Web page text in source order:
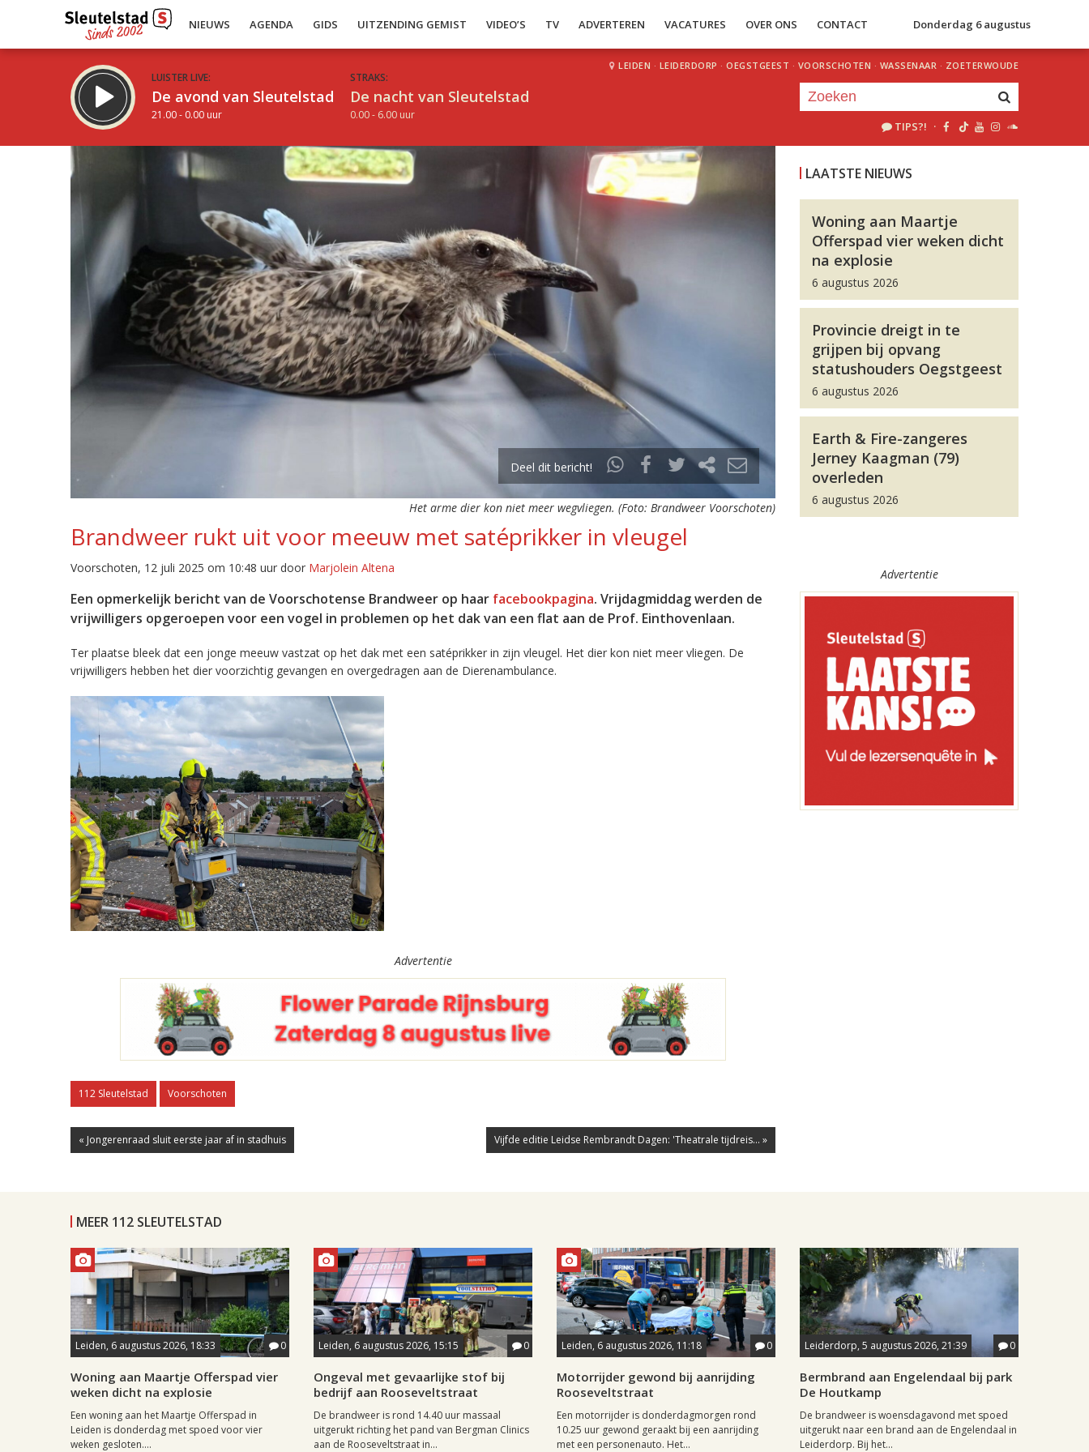
NIEUWS AGENDA GIDS UITZENDING GEMIST VIDEO’S TV ADVERTEREN VACATURES OVER ONS CONTACT Donderdag 6 augustus
LUISTER LIVE:
De avond van Sleutelstad
21.00 - 0.00 uur
STRAKS:
De nacht van Sleutelstad
0.00 - 6.00 uur
LEIDEN · LEIDERDORP · OEGSTGEEST · VOORSCHOTEN · WASSENAAR · ZOETERWOUDE
TIPS?! ·
Inklappen
Deel dit bericht!
Het arme dier kon niet meer wegvliegen. (Foto: Brandweer Voorschoten)
Brandweer rukt uit voor meeuw met satéprikker in vleugel
Voorschoten, 12 juli 2025 om 10:48 uur door Marjolein Altena
Een opmerkelijk bericht van de Voorschotense Brandweer op haar facebookpagina. Vrijdagmiddag werden de
vrijwilligers opgeroepen voor een vogel in problemen op het dak van een flat aan de Prof. Einthovenlaan.
Ter plaatse bleek dat een jonge meeuw vastzat op het dak met een satéprikker in zijn vleugel. Het dier kon niet meer vliegen. De
vrijwilligers hebben het dier voorzichtig gevangen en overgedragen aan de Dierenambulance.
Advertentie
112 Sleutelstad Voorschoten
« Jongerenraad sluit eerste jaar af in stadhuis Vijfde editie Leidse Rembrandt Dagen: 'Theatrale tijdreis... »
LAATSTE NIEUWS
Woning aan Maartje
Offerspad vier weken dicht
na explosie
6 augustus 2026
Provincie dreigt in te
grijpen bij opvang
statushouders Oegstgeest
6 augustus 2026
Earth & Fire-zangeres
Jerney Kaagman (79)
overleden
6 augustus 2026
Advertentie
MEER 112 SLEUTELSTAD
Leiden, 6 augustus 2026, 18:33 0
Woning aan Maartje Offerspad vier
weken dicht na explosie
Een woning aan het Maartje Offerspad in
Leiden is donderdag met spoed voor vier
weken gesloten....
Leiden, 6 augustus 2026, 15:15 0
Ongeval met gevaarlijke stof bij
bedrijf aan Rooseveltstraat
De brandweer is rond 14.40 uur massaal
uitgerukt richting het pand van Bergman Clinics
aan de Rooseveltstraat in...
Leiden, 6 augustus 2026, 11:18 0
Motorrijder gewond bij aanrijding
Rooseveltstraat
Een motorrijder is donderdagmorgen rond
10.25 uur gewond geraakt bij een aanrijding
met een personenauto. Het...
Leiderdorp, 5 augustus 2026, 21:39 0
Bermbrand aan Engelendaal bij park
De Houtkamp
De brandweer is woensdagavond met spoed
uitgerukt naar een brand aan de Engelendaal in
Leiderdorp. Bij het...